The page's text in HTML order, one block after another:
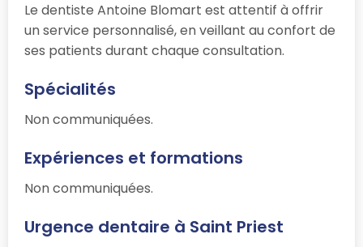
Le dentiste Antoine Blomart est attentif à offrir
un service personnalisé, en veillant au confort de
ses patients durant chaque consultation.
Spécialités
Non communiquées.
Expériences et formations
Non communiquées.
Urgence dentaire à Saint Priest